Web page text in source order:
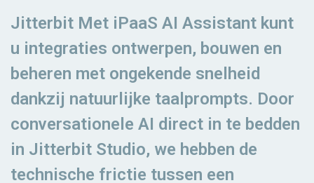
Jitterbit Met iPaaS AI Assistant kunt
u integraties ontwerpen, bouwen en
beheren met ongekende snelheid
dankzij natuurlijke taalprompts. Door
conversationele AI direct in te bedden
in Jitterbit Studio, we hebben de
technische frictie tussen een